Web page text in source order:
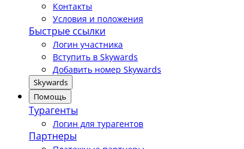
Контакты
Условия и положения
Быстрые ссылки
Логин участника
Вступить в Skywards
Добавить номер Skywards
Skywards
Помощь
Турагенты
Логин для турагентов
Партнеры